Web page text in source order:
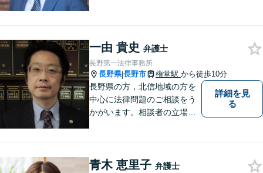
一由 貴史 弁護士
長野第一法律事務所
長野県|長野市 権堂駅 から徒歩10分
長野県の方，北信地域の方を
中心に法律問題のご相談をう
かがいます。相談者の立場を
詳細を見
る
青木 恵里子 弁護士